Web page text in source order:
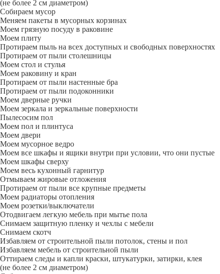
(не более 2 см диаметром)
Собираем мусор
Меняем пакеты в мусорных корзинах
Моем грязную посуду в раковине
Моем плиту
Протираем пыль на всех доступных и свободных поверхностях
Протираем от пыли столешницы
Моем стол и стулья
Моем раковину и кран
Протираем от пыли настенные бра
Протираем от пыли подоконники
Моем дверные ручки
Моем зеркала и зеркальные поверхности
Пылесосим пол
Моем пол и плинтуса
Моем двери
Моем мусорное ведро
Моем все шкафы и ящики внутри при условии, что они пустые
Моем шкафы сверху
Моем весь кухонный гарнитур
Отмываем жировые отложения
Протираем от пыли все крупные предметы
Моем радиаторы отопления
Моем розетки/выключатели
Отодвигаем легкую мебель при мытье пола
Снимаем защитную пленку и чехлы с мебели
Снимаем скотч
Избавляем от строительной пыли потолок, стены и пол
Избавляем мебель от строительной пыли
Оттираем следы и капли краски, штукатурки, затирки, клея
(не более 2 см диаметром)